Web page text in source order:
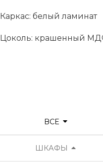
Каркас: белый ламинат
Цоколь: крашенный
ВСЕ
ШКАФЫ